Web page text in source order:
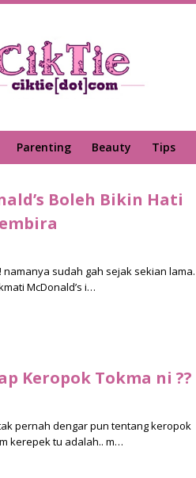
Parenting Beauty Tips
Boleh Bikin Hati
namanya sudah gah sejak sekian lama.
McDonald’s i…
Keropok Tokma ni ??
pernah dengar pun tentang keropok
kerepek tu adalah.. m…